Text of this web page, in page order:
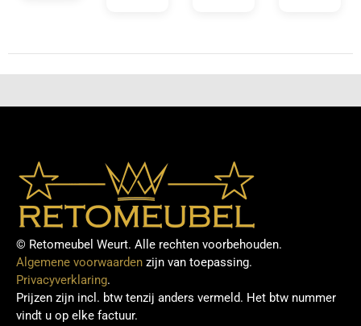
© Retomeubel Weurt. Alle rechten voorbehouden.
Algemene voorwaarden zijn van toepassing.
Privacyverklaring.
Prijzen zijn incl. btw tenzij anders vermeld. Het btw nummer
vindt u op elke factuur.